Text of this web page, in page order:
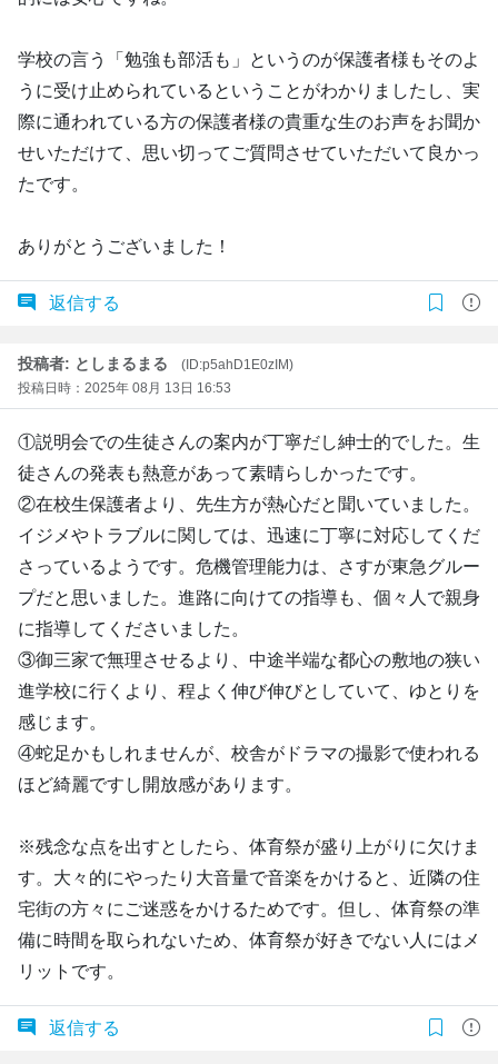
学校の言う「勉強も部活も」というのが保護者様もそのよ
うに受け止められているということがわかりましたし、実
際に通われている方の保護者様の貴重な生のお声をお聞か
せいただけて、思い切ってご質問させていただいて良かっ
たです。
ありがとうございました！
返信する
投稿者: としまるまる
(ID:p5ahD1E0zIM)
投稿日時：2025年 08月 13日 16:53
①説明会での生徒さんの案内が丁寧だし紳士的でした。生
徒さんの発表も熱意があって素晴らしかったです。
②在校生保護者より、先生方が熱心だと聞いていました。
イジメやトラブルに関しては、迅速に丁寧に対応してくだ
さっているようです。危機管理能力は、さすが東急グルー
プだと思いました。進路に向けての指導も、個々人で親身
に指導してくださいました。
③御三家で無理させるより、中途半端な都心の敷地の狭い
進学校に行くより、程よく伸び伸びとしていて、ゆとりを
感じます。
④蛇足かもしれませんが、校舎がドラマの撮影で使われる
ほど綺麗ですし開放感があります。
※残念な点を出すとしたら、体育祭が盛り上がりに欠けま
す。大々的にやったり大音量で音楽をかけると、近隣の住
宅街の方々にご迷惑をかけるためです。但し、体育祭の準
備に時間を取られないため、体育祭が好きでない人にはメ
リットです。
返信する